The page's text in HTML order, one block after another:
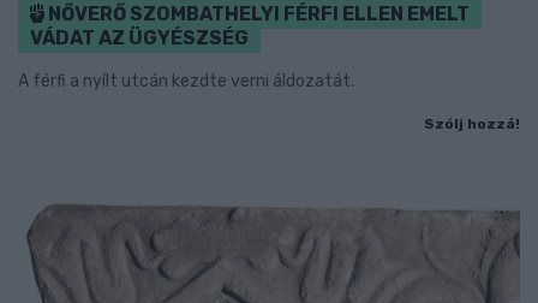
NŐVERŐ SZOMBATHELYI FÉRFI ELLEN EMELT
VÁDAT AZ ÜGYÉSZSÉG
A férfi a nyílt utcán kezdte verni áldozatát.
Szólj hozzá!